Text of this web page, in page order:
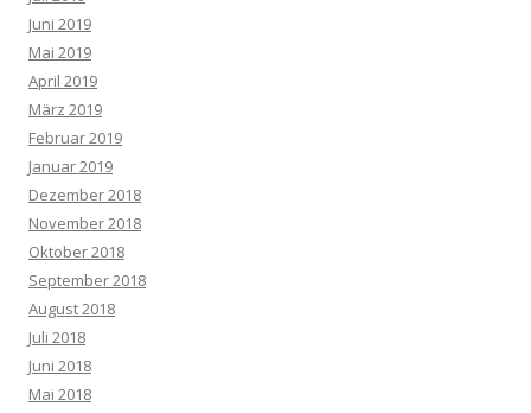
Juni 2019
Mai 2019
April 2019
März 2019
Februar 2019
Januar 2019
Dezember 2018
November 2018
Oktober 2018
September 2018
August 2018
Juli 2018
Juni 2018
Mai 2018